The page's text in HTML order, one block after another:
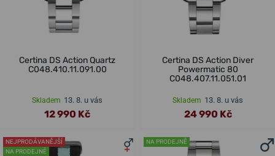
Certina DS Action Quartz
C048.410.11.091.00
Skladem 13. 8. u vás
12 990 Kč
Certina DS Action Diver
Powermatic 80
C048.407.11.051.01
Skladem 13. 8. u vás
24 990 Kč
NEJPRODÁVANĚJŠÍ
NA PRODEJNĚ
NA PRODEJNĚ